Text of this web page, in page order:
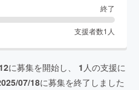
終了
支援者数1 人
に募集を開始し、 1 人の支援に
07/18に募集を終了しました